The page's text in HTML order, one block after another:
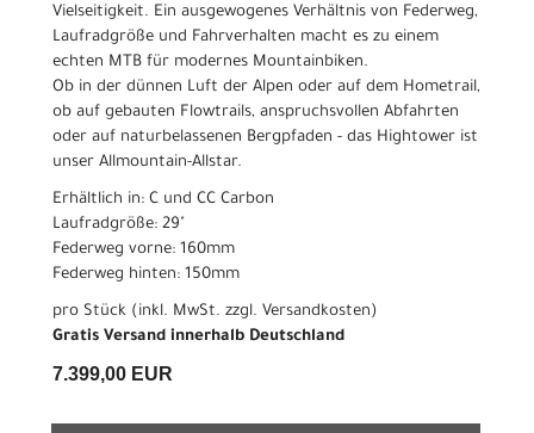
Vielseitigkeit. Ein ausgewogenes Verhältnis von Federweg,
Laufradgröße und Fahrverhalten macht es zu einem
echten MTB für modernes Mountainbiken.
Ob in der dünnen Luft der Alpen oder auf dem Hometrail,
ob auf gebauten Flowtrails, anspruchsvollen Abfahrten
oder auf naturbelassenen Bergpfaden - das Hightower ist
unser Allmountain-Allstar.
Erhältlich in: C und CC Carbon
Laufradgröße: 29"
Federweg vorne: 160mm
Federweg hinten: 150mm
pro Stück (inkl. MwSt. zzgl. Versandkosten)
Gratis Versand innerhalb Deutschland
7.399,00 EUR